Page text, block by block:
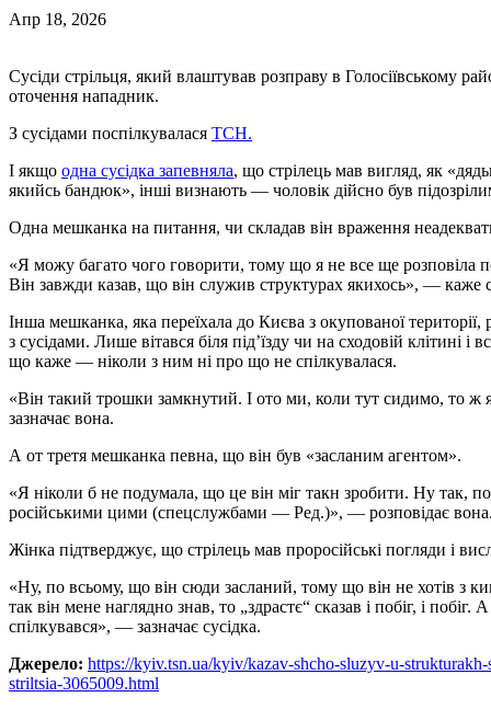
Апр 18, 2026
Сусіди стрільця, який влаштував розправу в Голосіївському
оточення нападник.
З сусідами поспілкувалася ТСН.
І якщо одна сусідка запевняла, що стрілець мав вигляд, як
якийсь бандюк», інші визнають — чоловік дійсно був
Одна мешканка на питання, чи складав він враження
«Я можу багато чого говорити, тому що я не все ще розповіла
Він завжди казав, що він служив структурах якихось», — каже
Інша мешканка, яка переїхала до Києва з окупованої
з сусідами. Лише вітався біля під’їзду чи на сходовій клітині
що каже — ніколи з ним ні про що не спілкувалася.
«Він такий трошки замкнутий. І ото ми, коли тут сидимо, то ж
зазначає вона.
А от третя мешканка певна, що він був «засланим агентом».
«Я ніколи б не подумала, що це він міг такн зробити. Ну так,
російськими цими (спецслужбами — Ред.)», — розповідає
Жінка підтверджує, що стрілець мав проросійські погляди і
«Ну, по всьому, що він сюди засланий, тому що він не хотів з
так він мене наглядно знав, то „здрастє“ сказав і побіг, і
спілкувався», — зазначає сусідка.
Джерело: https://kyiv.tsn.ua/kyiv/kazav-shcho-sluzyv-u-
striltsia-3065009.html